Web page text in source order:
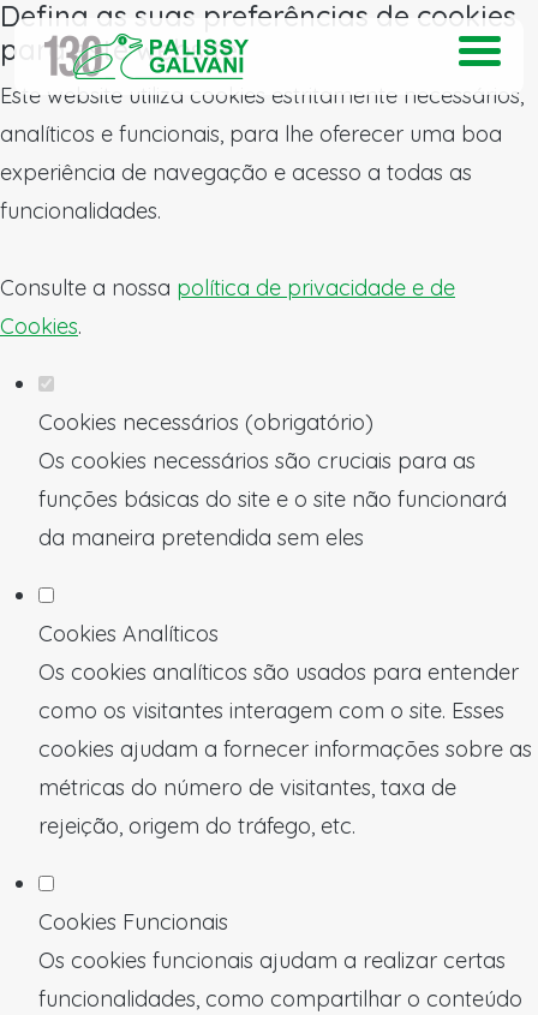
Defina as suas preferências de cookies
para este website.
Este website utiliza cookies estritamente necessários,
analíticos e funcionais, para lhe oferecer uma boa
experiência de navegação e acesso a todas as
funcionalidades.
Consulte a nossa política de privacidade e de
Cookies.
Cookies necessários (obrigatório)
Os cookies necessários são cruciais para as
funções básicas do site e o site não funcionará
da maneira pretendida sem eles
Cookies Analíticos
Os cookies analíticos são usados para entender
como os visitantes interagem com o site. Esses
cookies ajudam a fornecer informações sobre as
métricas do número de visitantes, taxa de
rejeição, origem do tráfego, etc.
Cookies Funcionais
Os cookies funcionais ajudam a realizar certas
funcionalidades, como compartilhar o conteúdo